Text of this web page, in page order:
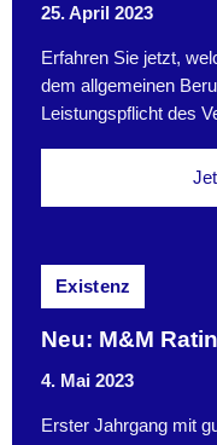
25. April 2023
Erfahren Sie jetzt,
dem allgemeinen
Leistungspflicht des
Existenz
Neu: M&M
4. Mai 2023
Erster Jahrgang mit